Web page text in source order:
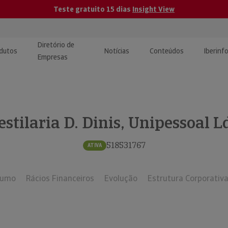
Teste gratuito 15 dias Insight View
e Monitorização de
Diretório de
Empresas
Notícias Conteúdos
| Estudos e
D. Dinis, Unipessoal
ATIVA 518531767
Rácios Financeiros Evolução Estrutura Corporativa